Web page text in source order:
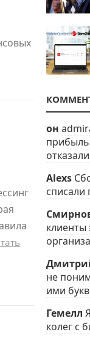
он
Alexs
списали
клиенты
не
ими
Гемелл
колег с